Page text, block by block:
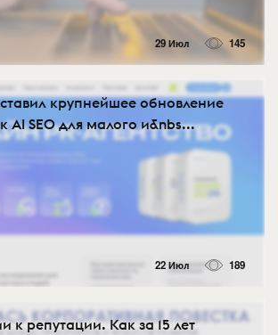
29 Июл 145
крупнейшее обновление
AI SEO для малого и&nbs...
22 Июл 189
к репутации. Как за 15 лет